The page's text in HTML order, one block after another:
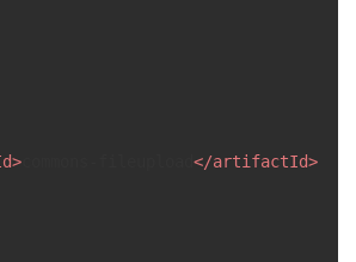
> </artifactId>